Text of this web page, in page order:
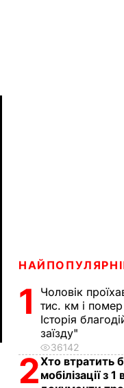
1
Чоловік
тис. км і
Історія
заїзду"
36142
2Хто втратить
мобілізації з